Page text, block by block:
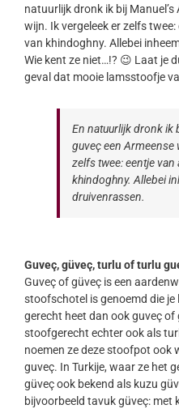
natuurlijk dronk ik bij
wijn. Ik vergeleek er zelfs
van khindoghny. Allebei
Wie kent ze niet…!? 😉 Laat je
geval dat mooie lamsstoofje
En natuurlijk dronk ik
guveç een Armeense
zelfs twee: eentje
khindoghny. Allebei
druivenrassen.
Guveç, güveç, turlu of turlu
Guveç of güveç is een
stoofschotel is genoemd die
gerecht heet dan ook guveç of
stoofgerecht echter ook als
noemen ze deze stoofpot ook
guveç. In Turkije, waar ze het
güveç ook bekend als kuzu
bijvoorbeeld tavuk güveç: met